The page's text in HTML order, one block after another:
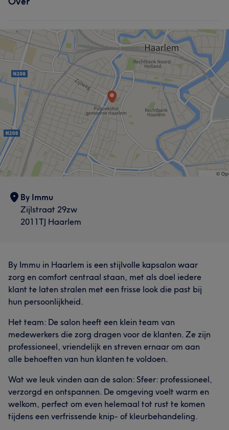
By Immu
Zijlstraat 29zw
2011TJ Haarlem
By Immu in Haarlem is een stijlvolle kapsalon waar
zorg en comfort centraal staan, met als doel iedere
klant te laten stralen met een frisse look die past bij
hun persoonlijkheid.
Het team: De salon heeft een klein team van
medewerkers die zorg dragen voor de klanten. Ze zijn
professioneel, vriendelijk en streven ernaar om aan
alle behoeften van hun klanten te voldoen.
Wat we leuk vinden aan de salon: Sfeer: professioneel,
verzorgd en ontspannen. De omgeving voelt warm en
welkom, perfect om even helemaal tot rust te komen
tijdens een verfrissende knip- of kleurbehandeling.